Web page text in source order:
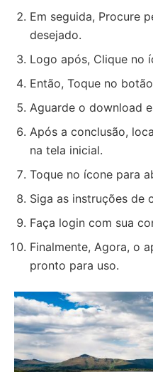
Em seguida, Procure
desejado.
Logo após, Clique no
Então, Toque no
Aguarde o download
Após a conclusão,
na tela inicial.
Toque no ícone para
Siga as instruções de
Faça login com sua
Finalmente, Agora, o
pronto para uso.